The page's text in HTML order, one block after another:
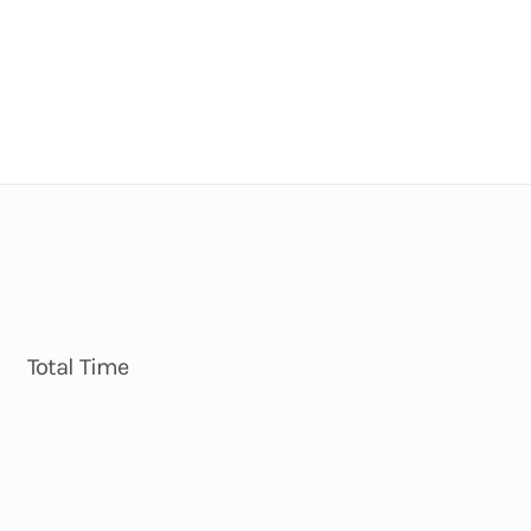
Total Time